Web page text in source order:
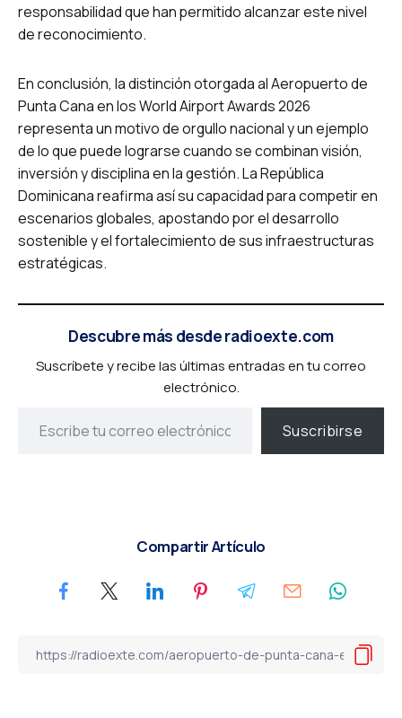
responsabilidad que han permitido alcanzar este nivel
de reconocimiento.
En conclusión, la distinción otorgada al Aeropuerto de
Punta Cana en los World Airport Awards 2026
representa un motivo de orgullo nacional y un ejemplo
de lo que puede lograrse cuando se combinan visión,
inversión y disciplina en la gestión. La República
Dominicana reafirma así su capacidad para competir en
escenarios globales, apostando por el desarrollo
sostenible y el fortalecimiento de sus infraestructuras
estratégicas.
Descubre más desde radioexte.com
Suscríbete y recibe las últimas entradas en tu correo
electrónico.
Suscribirse
Compartir Artículo